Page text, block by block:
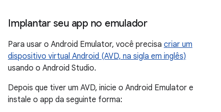
Implantar seu app no emulador
Para usar o Android Emulator, você precisa criar um
dispositivo virtual Android (AVD, na sigla em inglês)
usando o Android Studio.
Depois que tiver um AVD, inicie o Android Emulator e
instale o app da seguinte forma: